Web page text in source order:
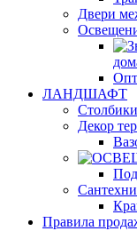
Двери
ЛАНДШАФТ
Столбики
Декор
Правила